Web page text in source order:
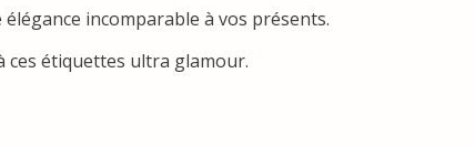
incomparable à vos présents.
ces étiquettes ultra glamour.